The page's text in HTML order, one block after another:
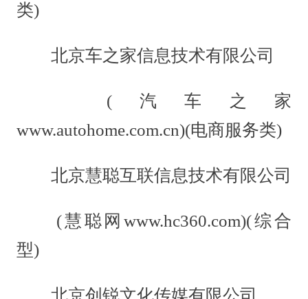
类)
北京车之家信息技术有限公司
(汽车之家
www.autohome.com.cn)(电商服务类)
北京慧聪互联信息技术有限公司
(慧聪网www.hc360.com)(综合
型)
北京创锐文化传媒有限公司